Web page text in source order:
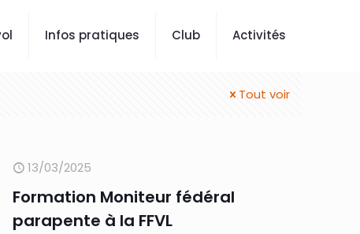
Infos pratiques Club Activités
Tout voir
13/03/2025
Formation Moniteur fédéral
parapente à la FFVL